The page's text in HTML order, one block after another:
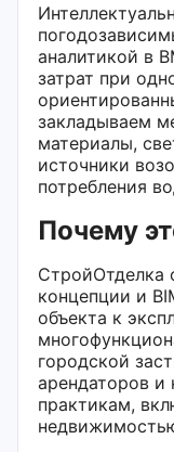
аналитикой в
затрат при
закладываем
материалы,
источники
потребления
Почему
СтройОтделка
концепции и
объекта к
городской
арендаторов
практикам,